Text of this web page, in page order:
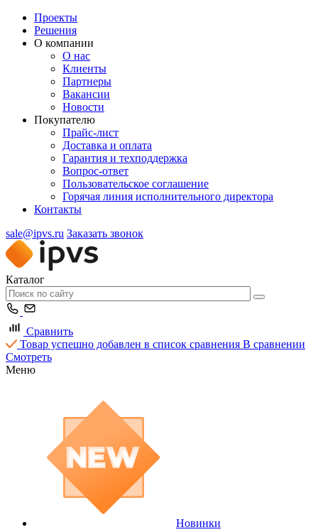
Проекты
Решения
О компании
О нас
Клиенты
Партнеры
Вакансии
Новости
Покупателю
Прайс-лист
Доставка и оплата
Гарантия и техподдержка
Вопрос-ответ
Пользовательское соглашение
Горячая линия исполнительного директора
Контакты
sale@ipvs.ru Заказать звонок
Каталог
Сравнить
Товар успешно добавлен в список сравнения В сравнении
Смотреть
Меню
Новинки